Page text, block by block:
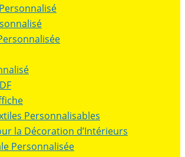
Personnalisables
la Décoration d’Intérieurs
Personnalisée